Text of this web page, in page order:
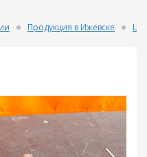
Продукция в Ижевске